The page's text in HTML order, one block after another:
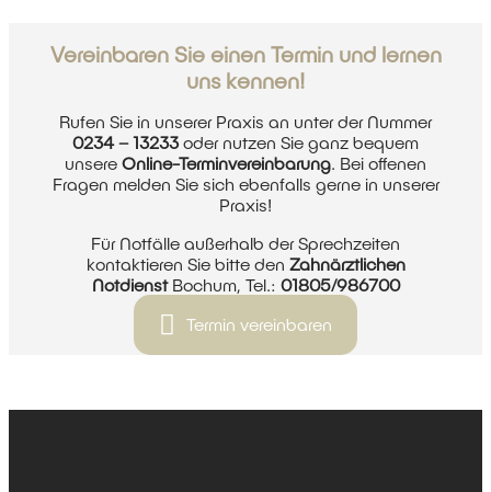
Vereinbaren Sie einen Termin und lernen
uns kennen!
Rufen Sie in unserer Praxis an unter der Nummer
0234 – 13233 oder nutzen Sie ganz bequem
unsere Online-Terminvereinbarung. Bei offenen
Fragen melden Sie sich ebenfalls gerne in unserer
Praxis!
Für Notfälle außerhalb der Sprechzeiten
kontaktieren Sie bitte den Zahnärztlichen
NotdienstBochum, Tel.: 01805/986700
Termin vereinbaren